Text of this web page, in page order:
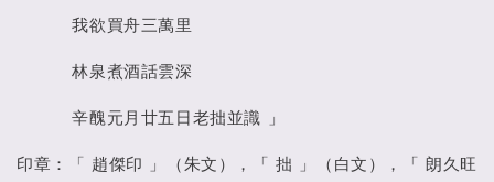
我欲買舟三萬里
林泉煮酒話雲深
辛醜元月廿五日老拙並識 」
印章：「 趙傑印 」（朱文），「 拙 」（白文），「 朗久旺